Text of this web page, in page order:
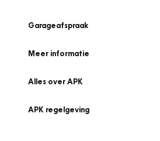
Garageafspraak
Meer informatie
Alles over APK
APK regelgeving